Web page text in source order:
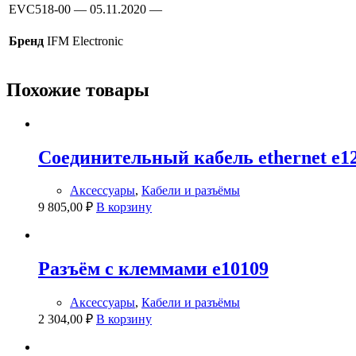
EVC518-00 — 05.11.2020 —
Бренд IFM Electronic
Похожие товары
Соединительный кабель ethernet
Аксессуары, Кабели и разъёмы
9 805,00 ₽ В корзину
Разъём с клеммами e10109
Аксессуары, Кабели и разъёмы
2 304,00 ₽ В корзину